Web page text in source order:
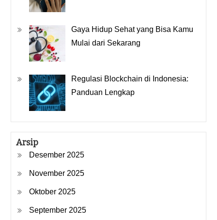
Gaya Hidup Sehat yang Bisa Kamu
Mulai dari Sekarang
Regulasi Blockchain di Indonesia:
Panduan Lengkap
Arsip
Desember 2025
November 2025
Oktober 2025
September 2025